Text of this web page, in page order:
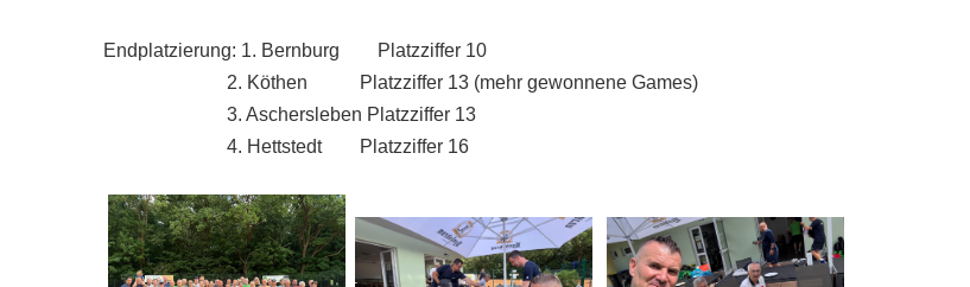
Endplatzierung: 1. Bernburg Platzziffer 10
2. Köthen Platzziffer 13 (mehr gewonnene Games)
3. Aschersleben Platzziffer 13
4. Hettstedt Platzziffer 16